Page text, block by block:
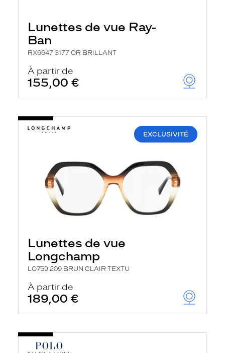
Lunettes de vue Ray-
Ban
RX6647 3177 OR BRILLANT
À partir de
155,00 €
EXCLUSIVITÉ
Lunettes de vue
Longchamp
LO759 209 BRUN CLAIR TEXTU
À partir de
189,00 €